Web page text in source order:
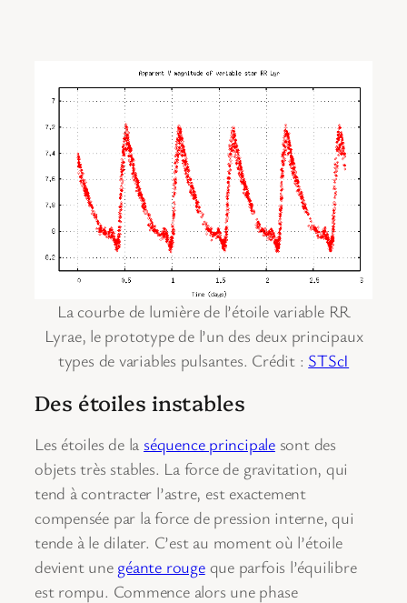
La courbe de lumière de l’étoile variable RR
Lyrae, le prototype de l’un des deux principaux
types de variables pulsantes. Crédit : STScI
Des étoiles instables
Les étoiles de la séquence principalesont des
objets très stables. La force de gravitation, qui
tend à contracter l’astre, est exactement
compensée par la force de pression interne, qui
tende à le dilater. C’est au moment où l’étoile
devient une géante rougeque parfois l’équilibre
est rompu. Commence alors une phase